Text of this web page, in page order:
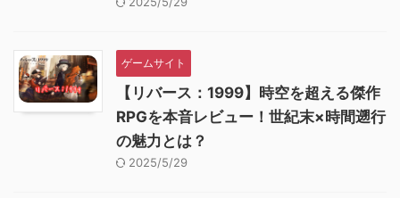
ゲームサイト
【リバース：1999】時空を超える傑作
RPGを本音レビュー！世紀末×時間遡行
の魅力とは？
2025/5/29